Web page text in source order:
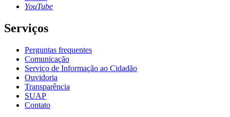
YouTube
Serviços
Perguntas frequentes
Comunicação
Serviço de Informação ao Cidadão
Ouvidoria
Transparência
SUAP
Contato